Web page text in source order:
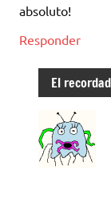
absoluto!
Responder
El